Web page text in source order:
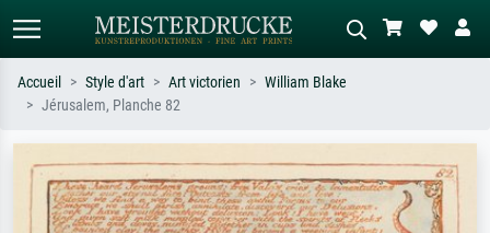
Recherchez par artiste, titre ou style –
ex. Monet, Nuit étoilée,
impressionnisme, vague de Hokusai,
nu.
Décrivez la scène – ex. prairie verte,
abstrait avec beaucoup de rouge,
tableau sombre, nu debout près d'un
arbre.
Accueil Style d'art Art victorien
William Blake
Jérusalem, Planche 82